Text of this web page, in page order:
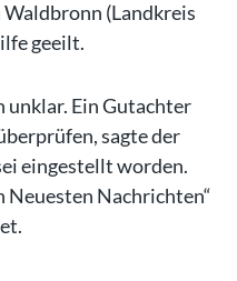
(Landkreis
geeilt.
unklar. Ein Gutachter
sagte der
eingestellt worden.
Neuesten Nachrichten“